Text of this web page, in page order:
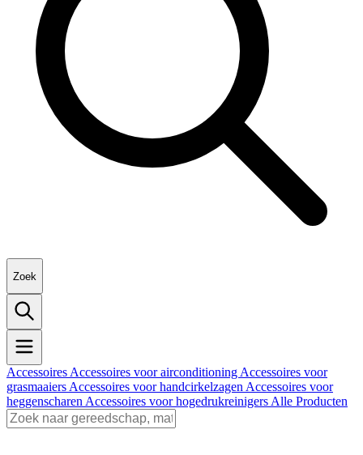
Zoek
Accessoires Accessoires voor airconditioning Accessoires voor
grasmaaiers Accessoires voor handcirkelzagen Accessoires voor
heggenscharen Accessoires voor hogedrukreinigers Alle Producten